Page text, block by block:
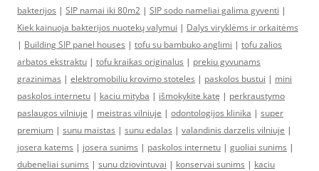
bakterijos | SIP namai iki 80m2 | SIP sodo nameliai galima gyventi |
Kiek kainuoja bakterijos nuotekų valymui | Dalys viryklėms ir orkaitėms
| Building SIP panel houses | tofu su bambuko anglimi | tofu zalios
arbatos ekstraktu | tofu kraikas originalus | prekiu gyvunams
grazinimas | elektromobiliu krovimo stoteles | paskolos bustui | mini
paskolos internetu | kaciu mityba | išmokykite katę | perkraustymo
paslaugos vilniuje | meistras vilniuje | odontologijos klinika | super
premium | sunu maistas | sunu edalas | valandinis darzelis vilniuje |
josera katems | josera sunims | paskolos internetu | guoliai sunims |
dubeneliai sunims | sunu dziovintuvai | konservai sunims | kaciu